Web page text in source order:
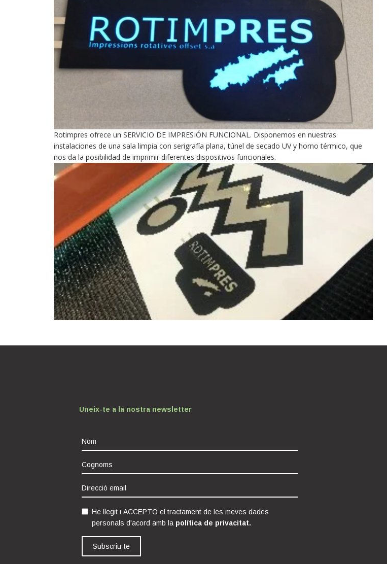
Rotimpres ofrece un SERVICIO DE IMPRESIÓN FUNCIONAL. Disponemos en nuestras
instalaciones de una sala limpia con serigrafía plana, túnel de secado UV y horno térmico, que
nos da la posibilidad de imprimir diferentes dispositivos funcionales.
Uneix-te a la nostra newsletter
He llegit i ACCEPTO el tractament de les meves dades
personals d'acord amb la política de privacitat.
Subscriu-te